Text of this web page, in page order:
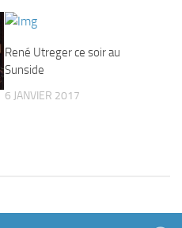
René Utreger ce soir au
Sunside
6 JANVIER 2017